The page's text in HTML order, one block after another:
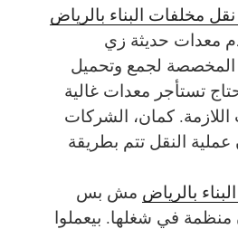
مخلفات البناء بالرياض
معدات حديثة زي
المخصصة لجمع وتحميل
تستأجر معدات غالية
كمان، الشركات
النقل تتم بطريقة
بالرياض مش بس
منظمة في شغلها. بيعملوا